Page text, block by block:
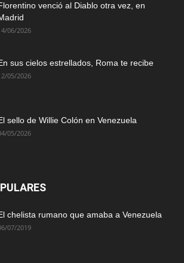
venció al Diablo otra vez, en
06/2026
sus cielos estrellados, Roma te recibe
05/2026
sello de Willie Colón en Venezuela
05/2026
chelista rumano que amaba a Venezuela
07/2019